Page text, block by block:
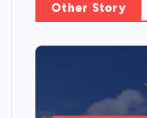
Other Story